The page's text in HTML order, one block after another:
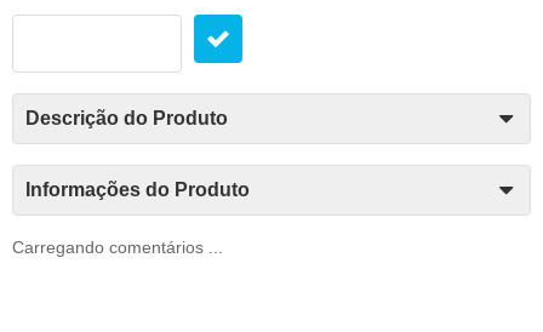
Descrição do Produto
Informações do Produto
Carregando comentários ...